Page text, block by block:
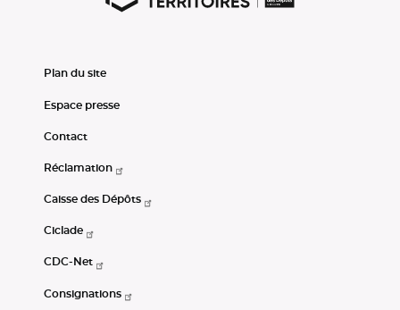
Plan du site
Espace presse
Contact
Réclamation
Caisse des Dépôts
Ciclade
CDC-Net
Consignations